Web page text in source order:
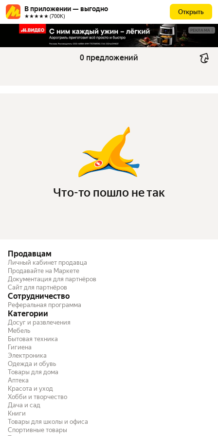
В приложении — выгодно
★★★★★ (700К)
Открыть
РЕКЛАМА
0 предложений
Что-то пошло не так
Продавцам
Личный кабинет продавца
Продавайте на Маркете
Документация для партнёров
Сайт для партнёров
Сотрудничество
Реферальная программа
Категории
Досуг и развлечения
Мебель
Бытовая техника
Гигиена
Электроника
Одежда и обувь
Товары для дома
Аптека
Красота и уход
Хобби и творчество
Дача и сад
Книги
Товары для школы и офиса
Спортивные товары